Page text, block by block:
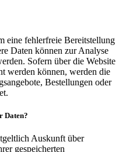
eine fehlerfreie Bereitstellung
Daten können zur Analyse
Sofern über die Website
werden können, werden die
Bestellungen oder
Daten?
Auskunft über
gespeicherten